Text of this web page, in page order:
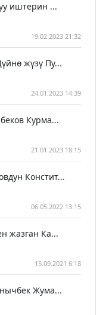
иштерин ...
19.02.2023 21:32
жүзү Пу...
24.01.2023 14:39
Курма...
21.01.2023 18:15
Констит...
06.05.2022 13:15
жазган Ка...
15.09.2021 6:18
Жума...